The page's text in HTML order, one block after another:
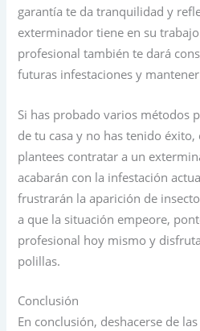
garantía te da tranquilidad y
exterminador tiene en su
profesional también te dará
futuras infestaciones y
Si has probado varios métodos
de tu casa y no has tenido éxito,
plantees contratar a un
acabarán con la infestación
frustrarán la aparición de
a que la situación empeore,
profesional hoy mismo y
polillas.
Conclusión
En conclusión, deshacerse de